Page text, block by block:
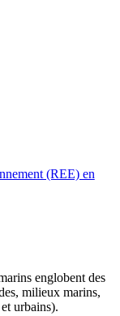
(REE) en
englobent des
milieux marins,
urbains).